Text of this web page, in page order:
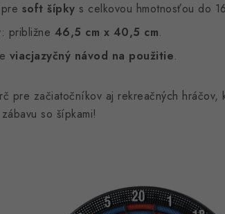
soft šípky s celkovou hmotnosťou do
približne 46,5 cm x 40,5 cm.
viacjazyčný návod na použitie.
pre začiatočníkov aj rekreačných
so šípkami!